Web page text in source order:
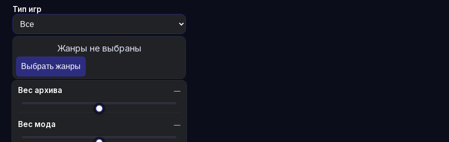
Тип игр
Жанры не выбраны
Выбрать жанры
Вес архива —
Вес мода —